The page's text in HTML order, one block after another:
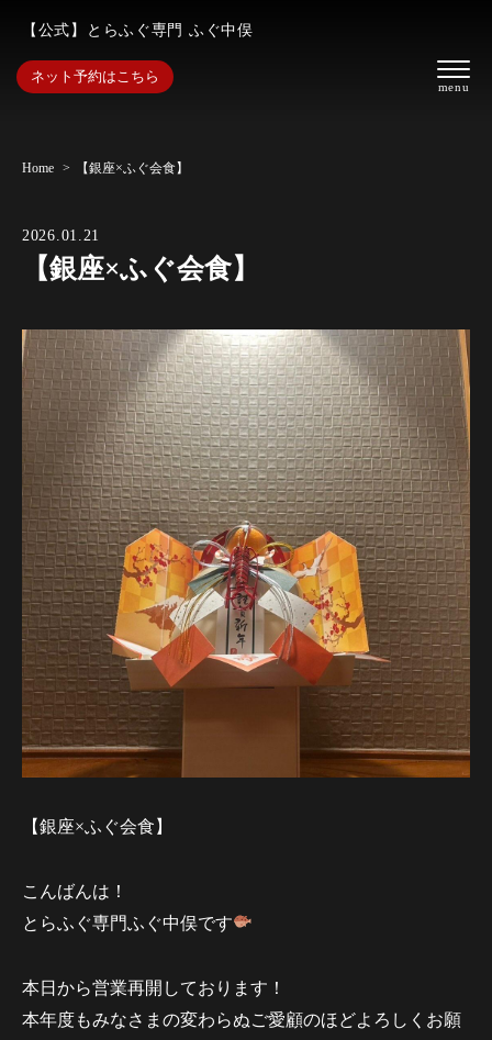
【公式】とらふぐ専⾨ ふぐ中俣
ネット予約はこちら
Home 【銀座×ふぐ会食】
2026.01.21
【銀座×ふぐ会食】
【銀座×ふぐ会食】
こんばんは！
とらふぐ専門ふぐ中俣です
本日から営業再開しております！
本年度もみなさまの変わらぬご愛顧のほどよろしくお願